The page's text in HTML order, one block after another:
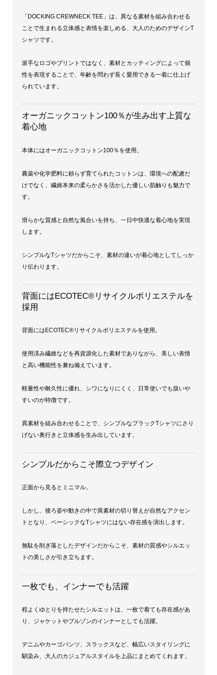
「DOCKING CREWNECK TEE」は、異なる素材を組み合わせる
ことで生まれる立体感と表情を楽しめる、大人のためのデザインT
シャツです。
派手なロゴやプリントではなく、素材とカッティングによって個
性を表現することで、年齢を問わず長く愛用できる一着に仕上げ
られています。
オーガニックコットン100％が生み出す上質な
着心地
本体にはオーガニックコットン100％を使用。
農薬や化学肥料に頼らず育てられたコットンは、環境への配慮だ
けでなく、繊維本来の柔らかさを活かした優しい肌触りも魅力で
す。
滑らかな質感と自然な風合いを持ち、一日中快適な着心地を実現
します。
シンプルなTシャツだからこそ、素材の違いが着心地としてしっか
り伝わります。
背面にはECOTEC®リサイクルポリエステルを
採用
背面にはECOTEC®リサイクルポリエステルを使用。
使用済み繊維などを再資源化した素材でありながら、美しい表情
と高い機能性を兼ね備えています。
軽量性や耐久性に優れ、シワになりにくく、日常使いでも扱いや
すいのが特徴です。
異素材を組み合わせることで、シンプルなブラックTシャツにさり
げない奥行きと立体感を生み出しています。
シンプルだからこそ際立つデザイン
正面から見るとミニマル。
しかし、後ろ姿や動きの中で異素材の切り替えが自然なアクセン
トとなり、ベーシックなTシャツにはない存在感を演出します。
無駄を削ぎ落としたデザインだからこそ、素材の質感やシルエッ
トの美しさが引き立ちます。
一枚でも、インナーでも活躍
程よくゆとりを持たせたシルエットは、一枚で着ても存在感があ
り、ジャケットやブルゾンのインナーとしても活躍。
デニムやカーゴパンツ、スラックスなど、幅広いスタイリングに
馴染み、大人のカジュアルスタイルを上品にまとめてくれます。